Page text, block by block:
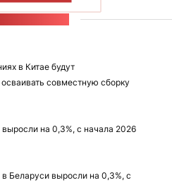
в Китае будут
совместную сборку
на 0,3%, с начала 2026
Беларуси выросли на 0,3%, с